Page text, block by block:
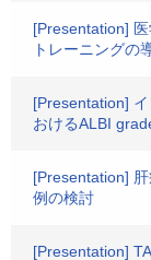
[Presentation]
トレーニングの
[Presentation]
おけるALBI
[Presentation]
例の検討
[Presentation]